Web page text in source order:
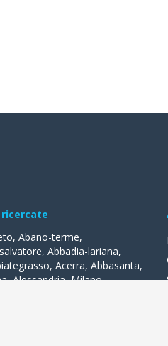
, Abano-terme,
, Abbadia-lariana,
, Acerra, Abbasanta,
,Alessandria,Milano,